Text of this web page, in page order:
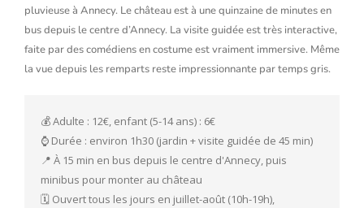
pluvieuse à Annecy. Le château est à une quinzaine de minutes en
bus depuis le centre d’Annecy. La visite guidée est très interactive,
faite par des comédiens en costume est vraiment immersive. Même
la vue depuis les remparts reste impressionnante par temps gris.
💰 Adulte : 12€, enfant (5-14 ans) : 6€
⌚️ Durée : environ 1h30 (jardin + visite guidée de 45 min)
📍 À 15 min en bus depuis le centre d'Annecy, puis
minibus pour monter au château
🗓️ Ouvert tous les jours en juillet-août (10h-19h),